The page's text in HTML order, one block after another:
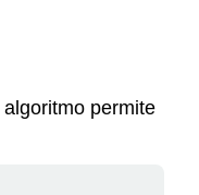
algoritmo permite